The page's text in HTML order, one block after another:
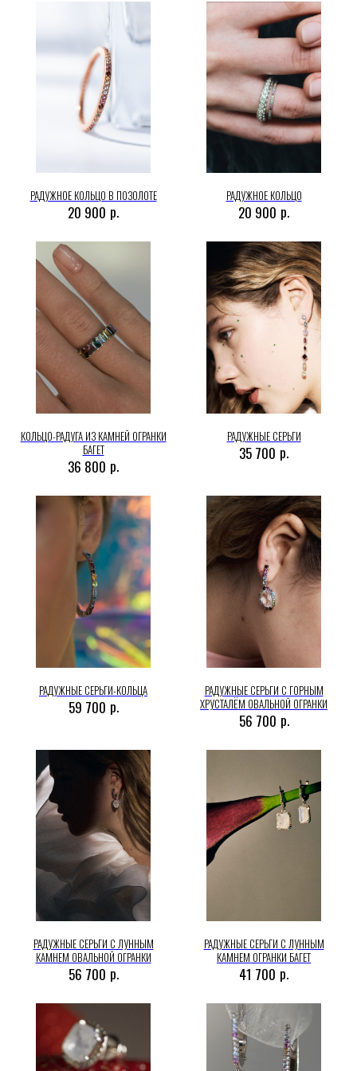
РАДУЖНОЕ КОЛЬЦО В ПОЗОЛОТЕ
20 900 р.
РАДУЖНОЕ КОЛЬЦО
20 900 р.
КОЛЬЦО-РАДУГА ИЗ КАМНЕЙ ОГРАНКИ
БАГЕТ
36 800 р.
РАДУЖНЫЕ СЕРЬГИ
35 700 р.
РАДУЖНЫЕ СЕРЬГИ-КОЛЬЦА
59 700 р.
РАДУЖНЫЕ СЕРЬГИ С ГОРНЫМ
ХРУСТАЛЁМ ОВАЛЬНОЙ ОГРАНКИ
56 700 р.
РАДУЖНЫЕ СЕРЬГИ С ЛУННЫМ
КАМНЕМ ОВАЛЬНОЙ ОГРАНКИ
56 700 р.
РАДУЖНЫЕ СЕРЬГИ С ЛУННЫМ
КАМНЕМ ОГРАНКИ БАГЕТ
41 700 р.